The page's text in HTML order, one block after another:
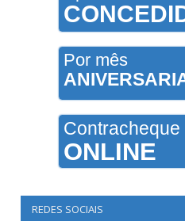
Por mês
Contracheque
ONLINE
REDES SOCIAIS